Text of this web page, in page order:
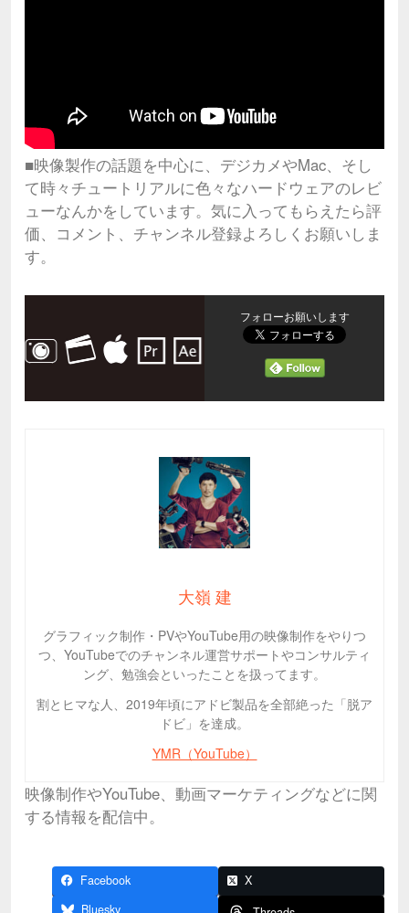
■映像製作の話題を中心に、デジカメやMac、そし
て時々チュートリアルに色々なハードウェアのレビ
ューなんかをしています。気に入ってもらえたら評
価、コメント、チャンネル登録よろしくお願いしま
す。
フォローお願いします
大嶺 建
グラフィック制作・PVやYouTube用の映像制作をやりつ
つ、YouTubeでのチャンネル運営サポートやコンサルティ
ング、勉強会といったことを扱ってます。
割とヒマな人、2019年頃にアドビ製品を全部絶った「脱ア
ドビ」を達成。
YMR（YouTube）
映像制作やYouTube、動画マーケティングなどに関
する情報を配信中。
Facebook
X
Bluesky